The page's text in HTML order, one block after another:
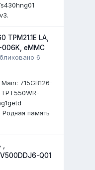
v3.
TPM21.1E LA,
006K, eMMC
6
715GB126-
память
Q01